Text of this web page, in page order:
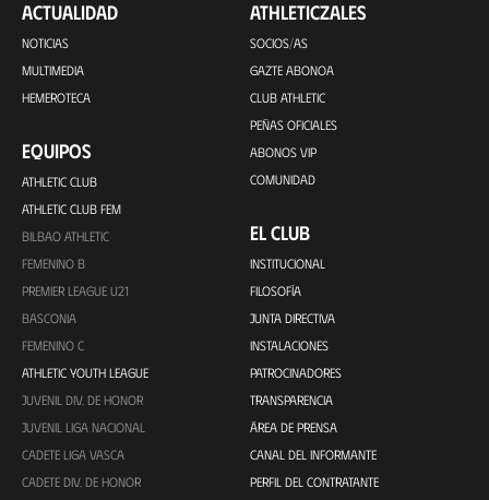
ACTUALIDAD
NOTICIAS
MULTIMEDIA
HEMEROTECA
EQUIPOS
ATHLETIC CLUB
ATHLETIC CLUB FEM
BILBAO ATHLETIC
FEMENINO B
PREMIER LEAGUE U21
BASCONIA
FEMENINO C
ATHLETIC YOUTH LEAGUE
JUVENIL DIV. DE HONOR
JUVENIL LIGA NACIONAL
CADETE LIGA VASCA
CADETE DIV. DE HONOR
ATHLETICZALES
SOCIOS/AS
GAZTE ABONOA
CLUB ATHLETIC
PEÑAS OFICIALES
ABONOS VIP
COMUNIDAD
EL CLUB
INSTITUCIONAL
FILOSOFÍA
JUNTA DIRECTIVA
INSTALACIONES
PATROCINADORES
TRANSPARENCIA
ÁREA DE PRENSA
CANAL DEL INFORMANTE
PERFIL DEL CONTRATANTE